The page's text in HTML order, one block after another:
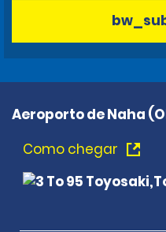
Aeroporto de Naha
Como chegar